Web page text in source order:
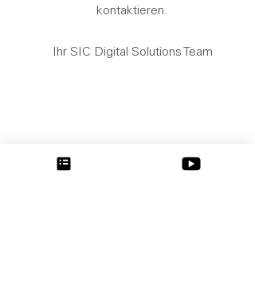
kontaktieren.
Ihr SIC Digital Solutions Team